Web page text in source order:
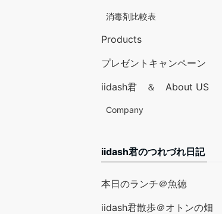
消毒剤比較表
Products
プレゼントキャンペーン
iidash君 ＆ About US
Company
iidash君のつれづれ日記
本日のランチ＠魚徳
iidash君散歩＠オトンの畑